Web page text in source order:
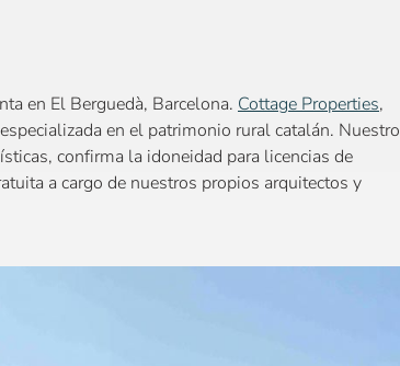
en El Berguedà, Barcelona. Cottage Properties,
en el patrimonio rural catalán. Nuestro
confirma la idoneidad para licencias de
a cargo de nuestros propios arquitectos y